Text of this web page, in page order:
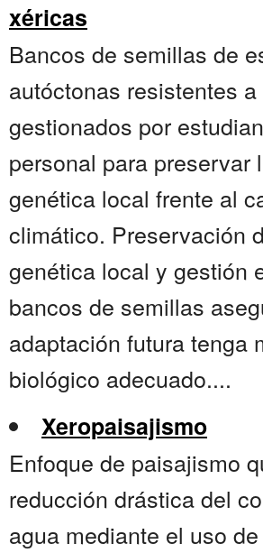
xéricas
Bancos de semillas de
autóctonas resistentes
gestionados por
personal para preservar
genética local frente al
climático. Preservación
genética local y gestión
bancos de semillas
adaptación futura tenga
biológico adecuado....
Xeropaisajismo
Enfoque de paisajismo
reducción drástica del
agua mediante el uso